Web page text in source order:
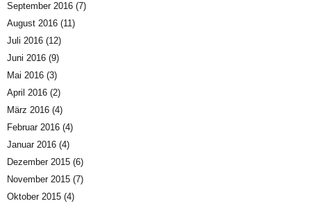
September 2016 (7)
August 2016 (11)
Juli 2016 (12)
Juni 2016 (9)
Mai 2016 (3)
April 2016 (2)
März 2016 (4)
Februar 2016 (4)
Januar 2016 (4)
Dezember 2015 (6)
November 2015 (7)
Oktober 2015 (4)